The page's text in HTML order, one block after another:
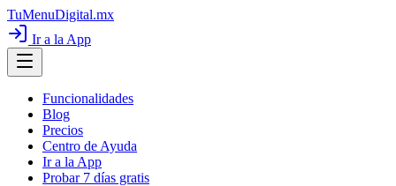
TuMenuDigital.mx
Ir a la App
Funcionalidades
Blog
Precios
Centro de Ayuda
Ir a la App
Probar 7 días gratis